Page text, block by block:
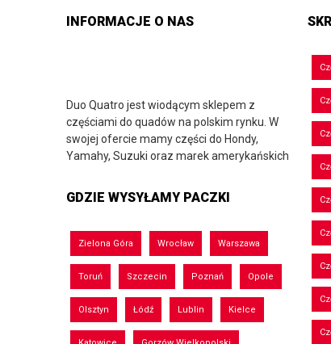
INFORMACJE O NAS
Duo Quatro jest wiodącym sklepem z
częściami do quadów na polskim rynku. W
swojej ofercie mamy części do Hondy,
Yamahy, Suzuki oraz marek amerykańskich
GDZIE WYSYŁAMY PACZKI
Zielona Góra Wrocław Warszawa
Toruń Szczecin Poznań Opole
Olsztyn Łódź Lublin Kielce